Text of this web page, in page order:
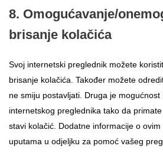
8. Omogućavanje/
brisanje kolačića
Svoj internetski preglednik možete
brisanje kolačića. Također možete
ne smiju postavljati. Druga je
internetskog preglednika tako da
stavi kolačić. Dodatne informacije o
uputama u odjeljku za pomoć vašeg